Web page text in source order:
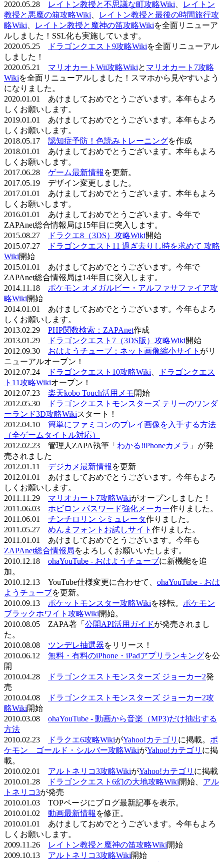
2020.05.28
レイトン教授と不思議な町攻略Wiki
レイトン
教授と悪魔の箱攻略Wiki
レイトン教授と最後の時間旅行攻
略Wiki
レイトン教授と魔神の笛攻略Wikiを全面リニューア
ルしました！SSL化も実施しています。
2020.05.25
ドラゴンクエスト9攻略Wikiを全面リニューアル
しました！
2020.05.21 マリオカートWii攻略Wikiと マリオカート7攻略
Wikiを全面リニューアルしました！スマホから見やすいよう
になりました。
2020.01.01 あけましておめでとうございます。本年もよろ
しくお願いします。
2019.01.01 あけましておめでとうございます。本年もよろ
しくお願いします。
2018.05.17 認知症予防！色読みトレーニングを作成
2018.01.01 あけましておめでとうございます。本年もよろ
しくお願いします。
2017.06.28 ゲーム最新情報 を更新。
2017.05.19 デザイン変更しました。
2017.01.01 あけましておめでとうございます。本年もよろ
しくお願いします。
2016.01.01 あけましておめでとうございます。今年で
ZAPAnet総合情報局は15年目に突入します。
2015.08.27
ドラクエ8（3DS）攻略Wiki開始
2015.07.27
ドラゴンクエスト11 過ぎ去りし時を求めて 攻略
Wiki開始
2015.01.01 あけましておめでとうございます。今年で
ZAPAnet総合情報局は14年目に突入します。
2014.11.18 ポケモン オメガルビー・アルファサファイア攻
略Wiki開始
2014.01.01 あけましておめでとうございます。今年もよろ
しくお願いします。
2013.02.29 PHP関数検索：ZAPAnet作成
2013.01.29
ドラゴンクエスト7（3DS版）攻略Wiki開始
2012.09.30 おはようチューブ：ネット画像縮小サイト がリ
ニューアルオープン！
2012.07.24
ドラゴンクエスト10攻略Wiki
ドラゴンクエス
ト11攻略Wikiオープン！
2012.07.23 楽天kobo Touch活用メモ開始
2012.05.30
ドラゴンクエストモンスターズ テリーのワンダ
ーランド3D攻略Wikiスタート！
2012.04.10 簡単にファミコンのプレイ画像を入手する方法
（全ゲームタイトル対応）
2012.02.23 管理人ZAPA執筆「 わかる!iPhoneカメラ 」が発
売されました
2012.01.11 デジカメ最新情報 を更新
2012.01.01 あけましておめでとうございます。今年もよろ
しくお願いします。
2011.11.29 マリオカート7攻略Wikiがオープンしました！
2011.06.03 ホビロン パスワード強化メーカー作りました。
2011.06.01 チンチロリン シミュレータ作りました。
2011.05.27 めんまフォントお試しサイト 作りました。
2011.01.01 あけましておめでとうございます。今年も
ZAPAnet総合情報局をよろしくお願いいたします。
2010.12.18 ohaYouTube - おはようチューブに新機能を追
加。
2010.12.13 YouTube仕様変更に合わせて、 ohaYouTube - おは
ようチューブを更新。
2010.09.13 ポケットモンスター攻略Wikiを移転。 ポケモン
ブラックホワイト攻略Wiki開始。
2010.08.05 ZAPA著「 公開API活用ガイドが発売されまし
た。
2010.08.08 ツンデレ抽選器をリリース！
2010.06.12 無料・有料のiPhone・iPadアプリランキングを公
開
2010.04.28
ドラゴンクエストモンスターズ ジョーカー2発
売
2010.04.08
ドラゴンクエストモンスターズ ジョーカー2攻
略Wiki開始
2010.03.08 ohaYouTube - 動画から音楽（MP3)だけ抽出する
方法
2010.02.23
ドラクエ6攻略WikiがYahoo!カテゴリ に掲載。 ポ
ケモン ゴールド・シルバー攻略WikiがYahoo!カテゴリ に掲
載。
2010.02.01 アルトネリコ3攻略WikiがYahoo!カテゴリ に掲載
2010.01.28
ドラゴンクエスト6幻の大地攻略Wiki開始、 アル
トネリコ3が発売
2010.01.03 TOPページにブログ最新記事を表示。
2010.01.02 動画最新情報 を修正。
2010.01.01 あけましておめでとうございます。今年もよろ
しくお願いします。
2009.11.26
レイトン教授と魔神の笛攻略Wiki開始
2009.10.13 アルトネリコ3攻略Wiki開始